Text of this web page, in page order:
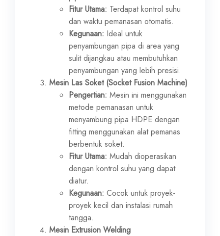
Fitur Utama: Terdapat kontrol suhu
dan waktu pemanasan otomatis.
Kegunaan: Ideal untuk
penyambungan pipa di area yang
sulit dijangkau atau membutuhkan
penyambungan yang lebih presisi.
Mesin Las Soket (Socket Fusion Machine)
Pengertian: Mesin ini menggunakan
metode pemanasan untuk
menyambung pipa HDPE dengan
fitting menggunakan alat pemanas
berbentuk soket.
Fitur Utama: Mudah dioperasikan
dengan kontrol suhu yang dapat
diatur.
Kegunaan: Cocok untuk proyek-
proyek kecil dan instalasi rumah
tangga.
Mesin Extrusion Welding